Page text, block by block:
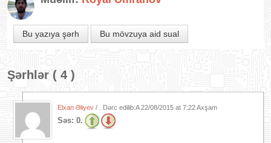
Bu yazıya şərh Bu mövzuya aid sual
Şərhlər ( 4 )
Elxan Əliyev / . Dərc edilib:A22/08/2015 at 7:22 Axşam
Səs: 0.